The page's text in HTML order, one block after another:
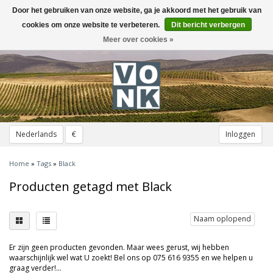
Nederlands € Inloggen
Toggle
navigation
Home » Tags » Black
Producten getagd met Black
Naam oplopend
Er zijn geen producten gevonden. Maar wees gerust, wij hebben
waarschijnlijk wel wat U zoekt! Bel ons op 075 616 9355 en we helpen u
graag verder!...
Door het gebruiken van onze website, ga je akkoord met het gebruik van
cookies om onze website te verbeteren.
Dit bericht verbergen
Meer over cookies »